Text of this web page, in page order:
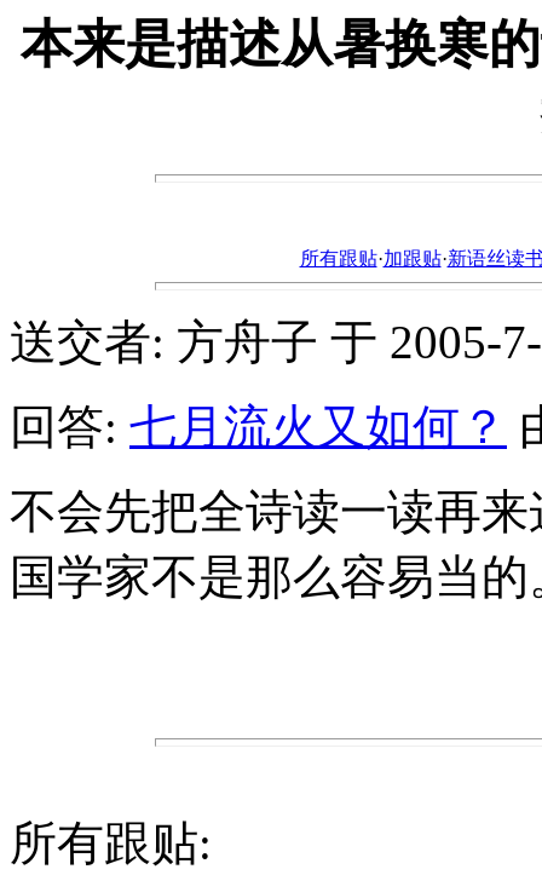
本来是描述从暑换寒
所有跟贴·加跟贴·新语丝读
送交者: 方舟子 于 2005-
回答: 七月流火又如何？
不会先把全诗读一读再
国学家不是那么容易当的
所有跟贴: